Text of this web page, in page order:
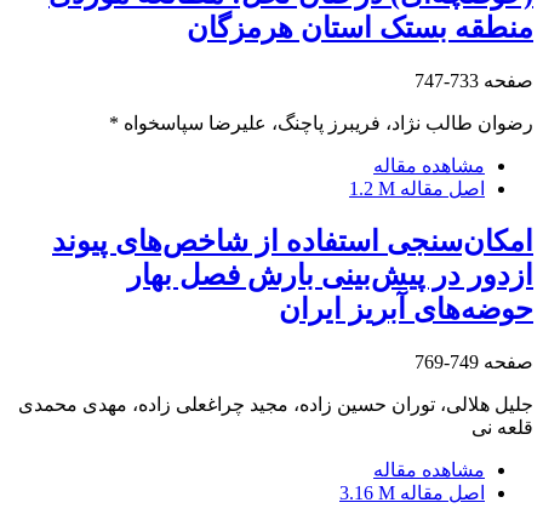
منطقه بستک استان هرمزگان
صفحه 733-747
رضوان طالب نژاد، فریبرز پاچنگ، علیرضا سپاسخواه *
مشاهده مقاله
اصل مقاله 1.2 M
امکان‌سنجی استفاده از شاخص‌های پیوند
ازدور در پیش‌بینی بارش فصل بهار
حوضه‌های آبریز ایران
صفحه 749-769
جلیل هلالی، توران حسین زاده، مجید چراغعلی زاده، مهدی محمدی
قلعه نی
مشاهده مقاله
اصل مقاله 3.16 M